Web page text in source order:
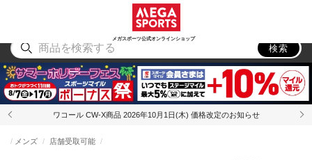
メガスポーツ公式オンラインショップ
アウトドア
検索
ワコール CW-X商品 2026年10月1日(木) 価格改定のお知らせ
メンズ 店舗受取可能